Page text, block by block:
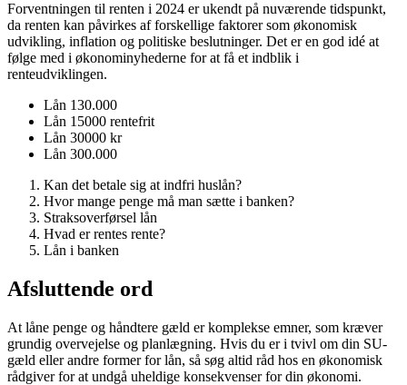
Forventningen til renten i 2024 er ukendt på nuværende tidspunkt,
da renten kan påvirkes af forskellige faktorer som økonomisk
udvikling, inflation og politiske beslutninger. Det er en god idé at
følge med i økonominyhederne for at få et indblik i
renteudviklingen.
Lån 130.000
Lån 15000 rentefrit
Lån 30000 kr
Lån 300.000
Kan det betale sig at indfri huslån?
Hvor mange penge må man sætte i banken?
Straksoverførsel lån
Hvad er rentes rente?
Lån i banken
Afsluttende ord
At låne penge og håndtere gæld er komplekse emner, som kræver
grundig overvejelse og planlægning. Hvis du er i tvivl om din SU-
gæld eller andre former for lån, så søg altid råd hos en økonomisk
rådgiver for at undgå uheldige konsekvenser for din økonomi.